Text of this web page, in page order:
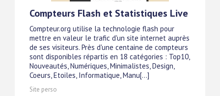
Compteurs Flash et Statistiques Live
Compteur.org utilise la technologie flash pour
mettre en valeur le trafic d'un site internet auprès
de ses visiteurs. Près d'une centaine de compteurs
sont disponibles répartis en 18 catégories : Top10,
Nouveautés, Numériques, Minimalistes, Design,
Coeurs, Etoiles, Informatique, Manu[...]
Site perso